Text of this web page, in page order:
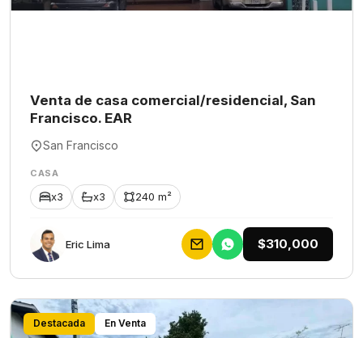
Venta de casa comercial/residencial, San
Francisco. EAR
San Francisco
CASA
x3 x3 240 m²
Eric Lima $310,000
Destacada En Venta